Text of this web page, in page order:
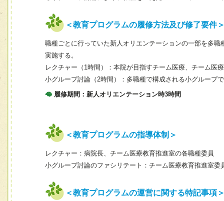
＜教育プログラムの履修方法及び修了要件
職種ごとに行っていた新人オリエンテーションの一部を多
実施する。
レクチャー（1時間）：本院が目指すチーム医療、チーム医
小グループ討論（2時間）：多職種で構成される小グループ
履修期間：新人オリエンテーション時3時間
＜教育プログラムの指導体制＞
レクチャー：病院長、チーム医療教育推進室の各職種委員
小グループ討論のファシリテート：チーム医療教育推進室委
＜教育プログラムの運営に関する特記事項